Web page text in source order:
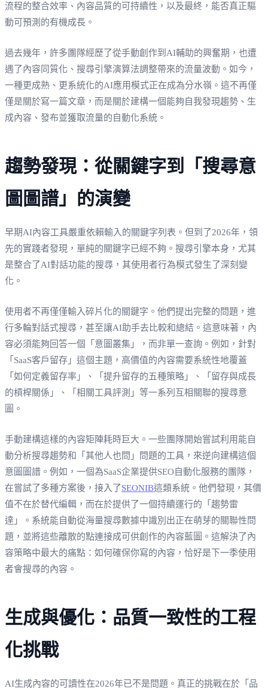
流程的整合效率、內容品質的可持續性，以及最終，能否真正驅
動可預測的有機成長。
過去幾年，許多團隊經歷了從手動創作到AI輔助的興奮期，也遭
遇了內容同質化、搜尋引擎演算法調整帶來的流量波動。如今，
一種更成熟、更系統化的AI應用模式正在成為分水嶺。這不再僅
僅是關於寫一篇文章，而是關於建構一個能夠自我發現趨勢、生
成內容、發布並獲取流量的自動化系統。
趨勢發現：從關鍵字到「搜尋意
圖圖譜」的演變
早期AI內容工具嚴重依賴輸入的關鍵字列表。但到了2026年，領
先的實踐者發現，單純的關鍵字已經不夠。搜尋引擎本身，尤其
是整合了AI對話功能的搜尋，其使用者行為模式發生了深刻變
化。
使用者不再僅僅輸入碎片化的關鍵字。他們提出完整的問題，進
行多輪對話式搜尋，甚至讓AI助手去比較和總結。這意味著，內
容必須能夠回答一個「意圖叢集」，而非單一查詢。例如，針對
「SaaS客戶留存」這個主題，高價值的內容需要系統性地覆蓋
「如何定義留存率」、「提升留存的五種策略」、「留存與成長
的槓桿關係」、「相關工具評測」等一系列互相關聯的搜尋意
圖。
手動建構這樣的內容矩陣耗時巨大。一些團隊開始嘗試利用能自
動分析搜尋趨勢和「其他人也問」問題的工具，來逆向建構這個
意圖圖譜。例如，一個為SaaS企業提供SEO自動化服務的團隊，
在嘗試了多種方案後，接入了SEONIB這類系統。他們發現，其價
值不在於替代編輯，而在於提供了一個持續運行的「趨勢雷
達」。系統能自動從海量搜尋數據中識別出正在萌芽的關聯性問
題，並將這些離散的點連接成可供創作的內容藍圖。這解決了內
容策略中最大的痛點：如何確保你寫的內容，恰好是下一季使用
者會搜尋的內容。
生成與優化：品質一致性的工程
化挑戰
AI生成內容的可讀性在2026年已不是問題。真正的挑戰在於「品